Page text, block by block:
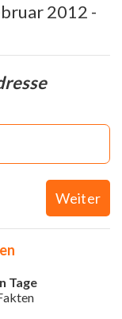
2012 -
Weiter
Tage